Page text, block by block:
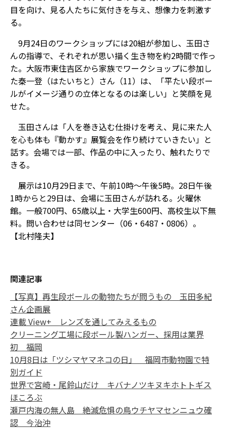
目を向け、見る人たちに気付きを与え、想像力を刺激す
る。
9月24日のワークショップには20組が参加し、玉田さ
んの指導で、それぞれが思い描く生き物を約2時間で作っ
た。大阪市東住吉区から家族でワークショップに参加し
た秦一登（はたいちと）さん（11）は、「平たい段ボー
ルがイメージ通りの立体となるのは楽しい」と笑顔を見
せた。
玉田さんは「人を巻き込む仕掛けを考え、見に来た人
を心も体も『動かす』展覧会を作り続けていきたい」と
話す。会場では一部、作品の中に入ったり、触れたりで
きる。
展示は10月29日まで、午前10時～午後5時。28日午後
1時からと29日は、会場に玉田さんが訪れる。火曜休
館。一般700円、65歳以上・大学生600円、高校生以下無
料。問い合わせは同センター（06・6487・0806）。
【北村隆夫】
関連記事
【写真】再生段ボールの動物たちが問うもの 玉田多紀
さん企画展
連載 View+ レンズを通してみえるもの
クリーニング工場に段ボール製ハンガー、採用は業界
初 福岡
10月8日は「ツシマヤマネコの日」 福岡市動物園で特
別ガイド
世界で宮崎・尾鈴山だけ キバナノツキヌキホトトギス
ほころぶ
瀬戸内海の無人島 絶滅危惧の鳥ウチヤマセンニュウ確
認 今治沖